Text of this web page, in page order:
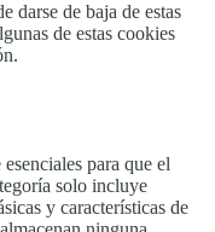
darse de baja de estas
de estas cookies
para que el
solo incluye
y características de